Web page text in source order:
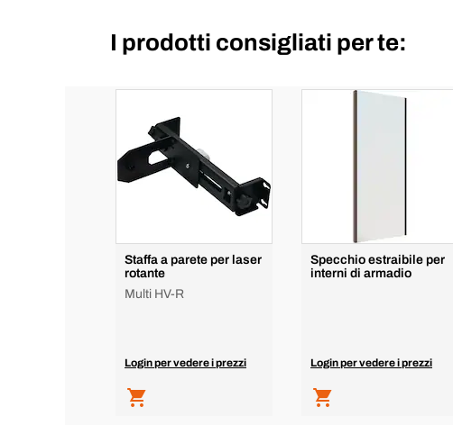
I prodotti consigliati per te:
Staffa a parete per laser
rotante
Multi HV-R
Login per vedere i prezzi
Specchio estraibile per
interni di armadio
Login per vedere i prezzi